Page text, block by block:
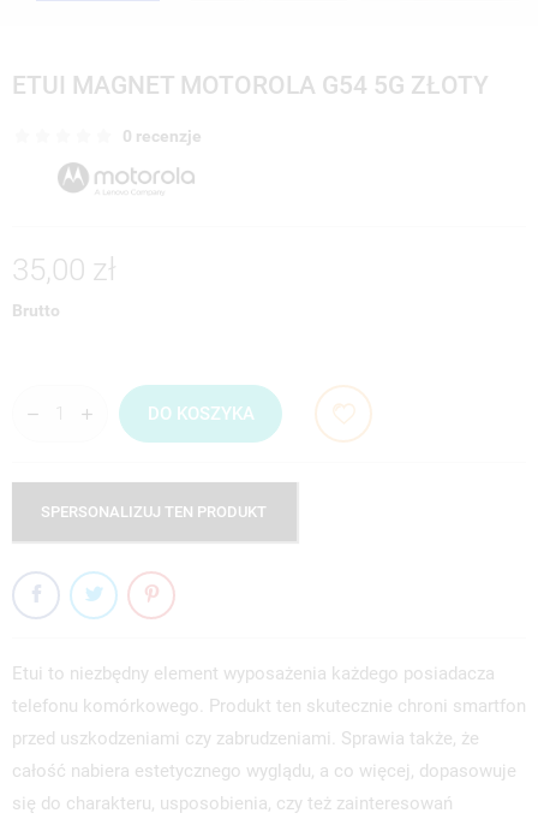
ETUI MAGNET MOTOROLA G54 5G ZŁOTY
0 recenzje
35,00 zł
Brutto
DO KOSZYKA
SPERSONALIZUJ TEN PRODUKT
Etui to niezbędny element wyposażenia każdego posiadacza
telefonu komórkowego. Produkt ten skutecznie chroni smartfon
przed uszkodzeniami czy zabrudzeniami. Sprawia także, że
całość nabiera estetycznego wyglądu, a co więcej, dopasowuje
się do charakteru, usposobienia, czy też zainteresowań